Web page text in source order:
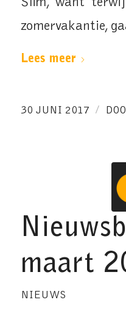
zomervakantie,
Lees meer
30 JUNI 2017 /
maart
NIEUWS